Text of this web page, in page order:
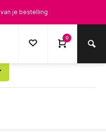
van je bestelling
0